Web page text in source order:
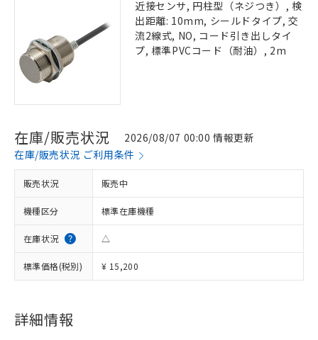
近接センサ, 円柱型（ネジつき）, 検
出距離: 10mm, シールドタイプ, 交
流2線式, NO, コード引き出しタイ
プ, 標準PVCコード（耐油）, 2m
在庫/販売状況
2026/08/07 00:00 情報更新
在庫/販売状況 ご利用条件
販売状況 販売中
機種区分 標準在庫機種
在庫状況 △
標準価格(税別) ¥ 15,200
詳細情報